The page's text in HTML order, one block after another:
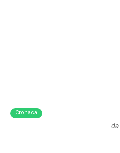
Cronaca
da